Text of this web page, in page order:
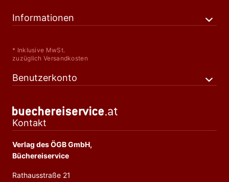
Informationen
* Inklusive MwSt.
zuzüglich Versandkosten
Benutzerkonto
Kontakt
Verlag des ÖGB GmbH,
Büchereiservice
Rathausstraße 21